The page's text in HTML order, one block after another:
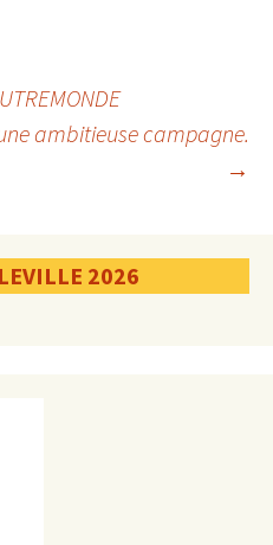
ambitieuse campagne.
→
2026